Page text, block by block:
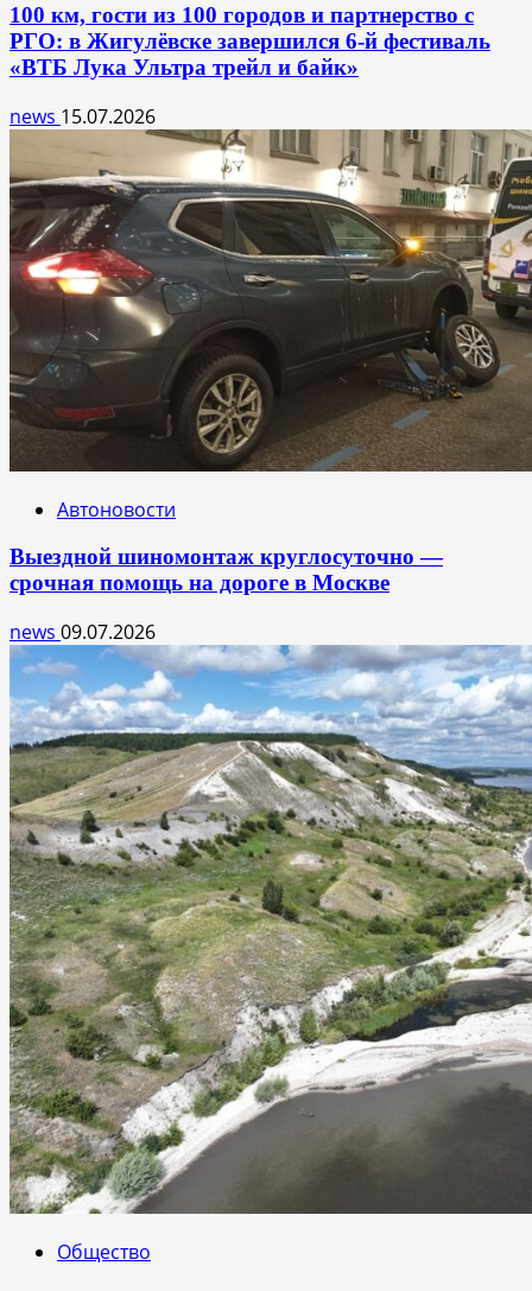
100 км, гости из 100 городов и партнерство с
РГО: в Жигулёвске завершился 6-й фестиваль
«ВТБ Лука Ультра трейл и байк»
news 15.07.2026
Автоновости
Выездной шиномонтаж круглосуточно —
срочная помощь на дороге в Москве
news 09.07.2026
Общество